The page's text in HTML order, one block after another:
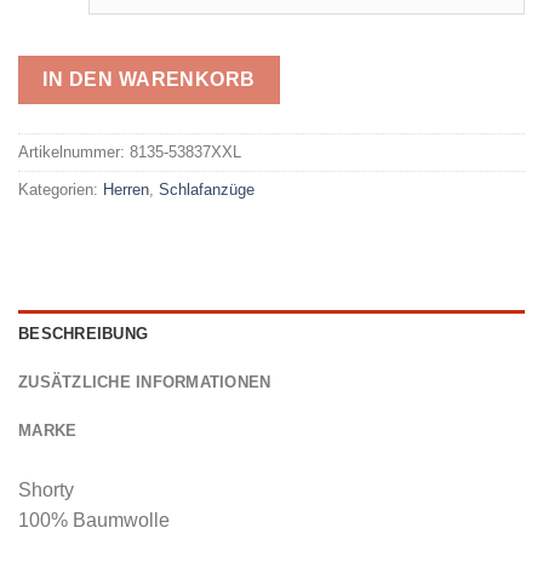
IN DEN WARENKORB
Artikelnummer: 8135-53837XXL
Kategorien: Herren Schlafanzüge
BESCHREIBUNG
ZUSÄTZLICHE INFORMATIONEN
MARKE
Shorty
100% Baumwolle